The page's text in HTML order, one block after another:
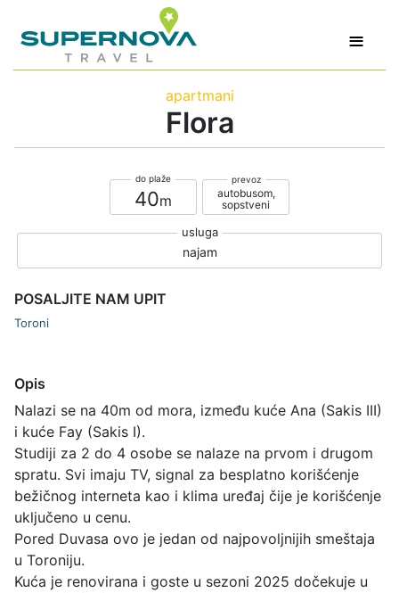
≡
apartmani
Flora
40
autobusom,
sopstveni
najam
POSALJITE NAM UPIT
Toroni
Opis
Nalazi se na 40m od mora, između kuće Ana (Sakis III)
i kuće Fay (Sakis I).
Studiji za 2 do 4 osobe se nalaze na prvom i drugom
spratu. Svi imaju TV, signal za besplatno korišćenje
bežičnog interneta kao i klima uređaj čije je korišćenje
uključeno u cenu.
Pored Duvasa ovo je jedan od najpovoljnijih smeštaja
u Toroniju.
Kuća je renovirana i goste u sezoni 2025 dočekuje u